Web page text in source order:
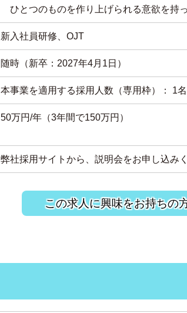
ひとつのものを作り上げられる意欲を持
新入社員研修、OJT
随時（新卒：2027年4月1日）
本事業を適用する採用人数（専用枠）： 1名
50万円/年（3年間で150万円）
弊社採用サイトから、説明会をお申し込みく
この求人に興味をお持ちの